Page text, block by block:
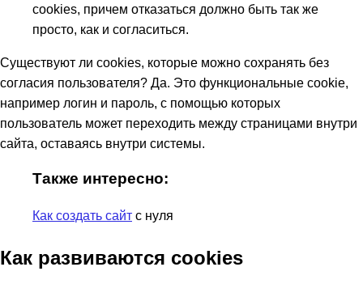
cookies, причем отказаться должно быть так же
просто, как и согласиться.
Существуют ли cookies, которые можно сохранять без
согласия пользователя? Да. Это функциональные cookie,
например логин и пароль, с помощью которых
пользователь может переходить между страницами внутри
сайта, оставаясь внутри системы.
Также интересно:
Как создать сайт с нуля
Как развиваются cookies